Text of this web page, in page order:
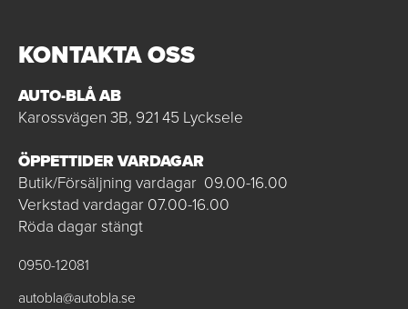
KONTAKTA OSS
AUTO-BLÅ AB
Karossvägen 3B, 921 45 Lycksele
ÖPPETTIDER VARDAGAR
Butik/Försäljning vardagar 09.00-16.00
Verkstad vardagar 07.00-16.00
Röda dagar stängt
0950-12081
autobla@autobla.se